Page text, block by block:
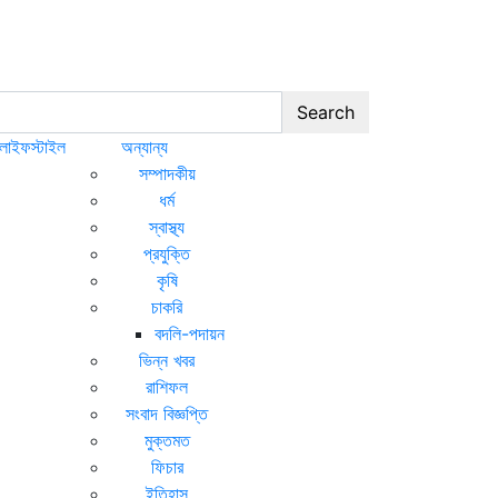
Search
অন্যান্য
সম্পাদকীয়
ধর্ম
স্বাস্থ্য
প্রযুক্তি
কৃষি
চাকরি
বদলি-পদায়ন
ভিন্ন খবর
রাশিফল
সংবাদ বিজ্ঞপ্তি
মুক্তমত
ফিচার
ইতিহাস